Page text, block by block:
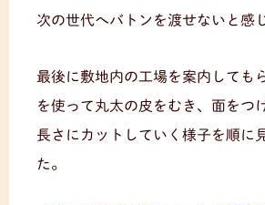
次の世代へバトンを渡せないと感
最後に敷地内の工場を案内しても
を使って丸太の皮をむき、面をつ
長さにカットしていく様子を順に
た。